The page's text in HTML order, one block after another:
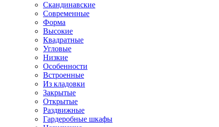
Скандинавские
Современные
Форма
Высокие
Квадратные
Угловые
Низкие
Особенности
Встроенные
Из кладовки
Закрытые
Открытые
Раздвижные
Гардеробные шкафы